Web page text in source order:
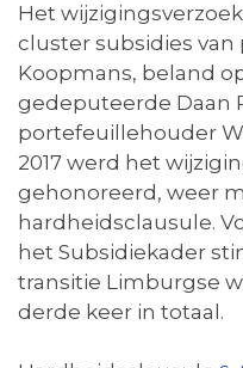
Het
cluster subsidies
Koopmans, beland
gedeputeerde Daan
portefeuillehouder
2017 werd het
gehonoreerd, weer
hardheidsclausule.
het Subsidiekader
transitie Limburgse
derde keer in totaal.